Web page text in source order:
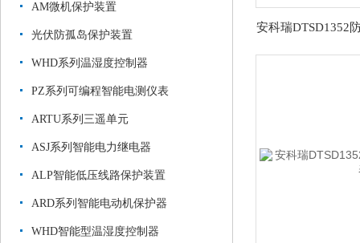
AM微机保护装置
光伏防孤岛保护装置
WHD系列温湿度控制器
PZ系列可编程智能电测仪表
ARTU系列三遥单元
ASJ系列智能电力继电器
ALP智能低压线路保护装置
ARD系列智能电动机保护器
WHD智能型温湿度控制器